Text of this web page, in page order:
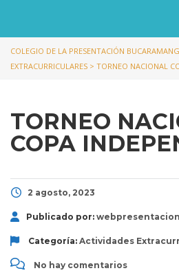
COLEGIO DE LA PRESENTACIÓN
EXTRACURRICULARES > TORNEO NACIONAL
TORNEO
COPA
2 agosto, 2023
Publicado por: webpresentacion
Categoría: Actividades
No hay comentarios